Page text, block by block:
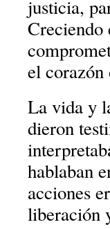
justicia,
Creciendo
el
La vida y
dieron
hablaban
acciones
liberación